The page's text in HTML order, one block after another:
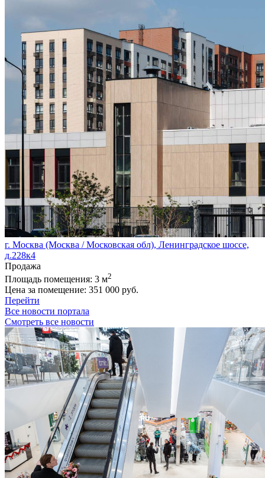
г. Москва (Москва / Московская обл), Ленинградское шоссе,
д.228к4
Продажа
Площадь помещения: 3 м2
Цена за помещение: 351 000 руб.
Перейти
Все новости портала
Смотреть все новости